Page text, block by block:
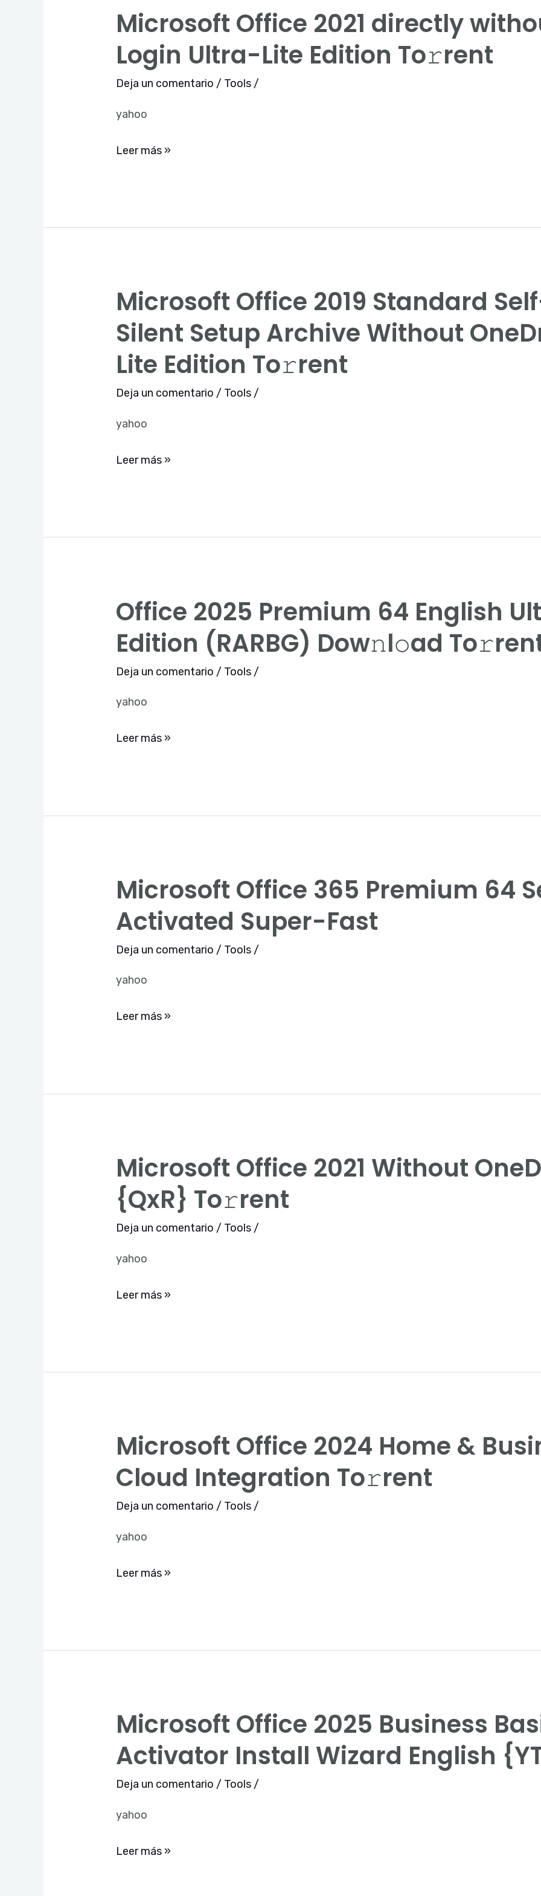
Microsoft Office 2021 directly
Login Ultra-Lite Edition To𝚛rent
Deja un comentario / Tools /
yahoo
Microsoft
2021
directly
Microsoft
Ultra-
Leer más »
Microsoft Office 2019 Standard
Silent Setup Archive Without
Lite Edition To𝚛rent
Deja un comentario / Tools /
yahoo
Microsoft
2019
Standard
Self-
Activated
Archive
Lite
Leer más »
Office 2025 Premium 64 English
Edition (RARBG) Dow𝚗l𝚘ad
Deja un comentario / Tools /
yahoo
Office
2025
Premium
64
Ultra-
Edition
Leer más »
Microsoft Office 365 Premium 64
Activated Super-Fast
Deja un comentario / Tools /
yahoo
Microsoft
365
Premium
Self-
Super-
Leer más »
Microsoft Office 2021 Without
{QxR} To𝚛rent
Deja un comentario / Tools /
yahoo
Microsoft
2021
Without
Lite
To𝚛rent
Leer más »
Microsoft Office 2024 Home &
Cloud Integration To𝚛rent
Deja un comentario / Tools /
yahoo
Microsoft
2024
Home
Business
no
Leer más »
Microsoft Office 2025 Business
Activator Install Wizard English
Deja un comentario / Tools /
yahoo
Microsoft
2025
Business
With
Install
Leer más »